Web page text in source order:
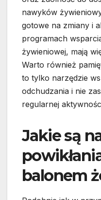
nawyków
gotowe na zmiany i
programach
żywieniowej, mają
Warto również
to tylko narzędzie
odchudzania i nie
regularnej
Jakie są
balonem